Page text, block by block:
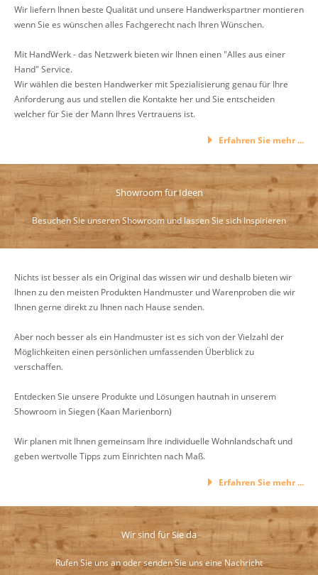
Wir liefern Ihnen beste Qualität und unsere Handwerkspartner montieren
wenn Sie es wünschen alles Fachgerecht nach Ihren Wünschen.
Mit HandWerk - das Netzwerk bieten wir Ihnen einen "Alles aus einer
Hand" Service.
Wir wählen die besten Handwerker mit Spezialisierung genau für Ihre
Anforderung aus und stellen die Kontakte her und Sie entscheiden
welcher für Sie der Mann Ihres Vertrauens ist.
Erfahren Sie mehr ...
Showroom für Ideen
Besuchen Sie unseren Showroom und lassen Sie sich Inspirieren
Nichts ist besser als ein Original das wissen wir und deshalb bieten wir
Ihnen zu den meisten Produkten Handmuster und Warenproben die wir
Ihnen gerne direkt zu Ihnen nach Hause senden.
Aber noch besser als ein Handmuster ist es sich von der Vielzahl der
Möglichkeiten einen persönlichen umfassenden Überblick zu
verschaffen.
Entdecken Sie unsere Produkte und Lösungen hautnah in unserem
Showroom in Siegen (Kaan Marienborn)
Wir planen mit Ihnen gemeinsam Ihre individuelle Wohnlandschaft und
geben wertvolle Tipps zum Einrichten nach Maß.
Erfahren Sie mehr ...
Wir sind für Sie da
Rufen Sie uns an oder senden Sie uns eine Nachricht